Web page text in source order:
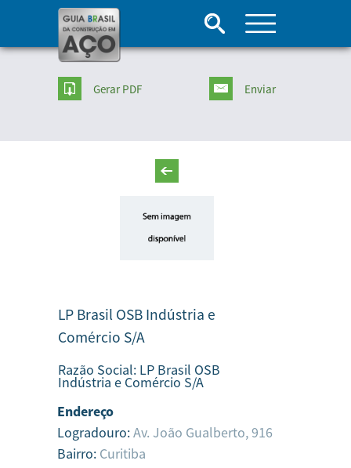
Gerar PDF Enviar
LP Brasil OSB Indústria e
Comércio S/A
Razão Social: LP Brasil OSB
Indústria e Comércio S/A
Endereço
Logradouro:Av. João Gualberto, 916
Bairro: Curitiba